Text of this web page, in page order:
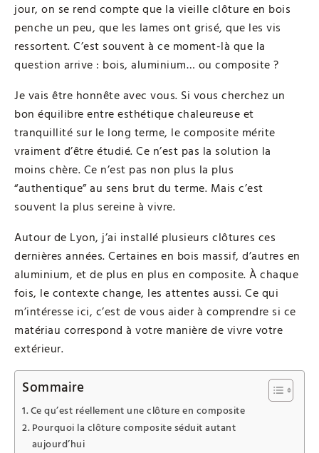
jour, on se rend compte que la vieille clôture en bois
penche un peu, que les lames ont grisé, que les vis
ressortent. C’est souvent à ce moment-là que la
question arrive : bois, aluminium… ou composite ?
Je vais être honnête avec vous. Si vous cherchez un
bon équilibre entre esthétique chaleureuse et
tranquillité sur le long terme, le composite mérite
vraiment d’être étudié. Ce n’est pas la solution la
moins chère. Ce n’est pas non plus la plus
“authentique” au sens brut du terme. Mais c’est
souvent la plus sereine à vivre.
Autour de Lyon, j’ai installé plusieurs clôtures ces
dernières années. Certaines en bois massif, d’autres en
aluminium, et de plus en plus en composite. À chaque
fois, le contexte change, les attentes aussi. Ce qui
m’intéresse ici, c’est de vous aider à comprendre si ce
matériau correspond à votre manière de vivre votre
extérieur.
Sommaire
Ce qu’est réellement une clôture en composite
Pourquoi la clôture composite séduit autant
aujourd’hui